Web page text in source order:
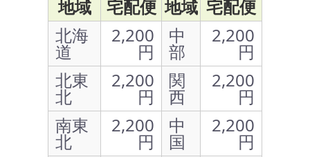
地域
宅配便 地域 宅配便
北海
道
2,200
円
中
部
2,200
円
北東
北
2,200
円
関
西
2,200
円
南東
北
2,200
円
中
国
2,200
円